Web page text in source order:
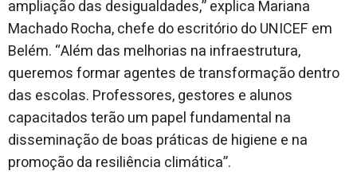
ampliação das desigualdades,” explica Mariana
Machado Rocha, chefe do escritório do UNICEF em
Belém. “Além das melhorias na infraestrutura,
queremos formar agentes de transformação dentro
das escolas. Professores, gestores e alunos
capacitados terão um papel fundamental na
disseminação de boas práticas de higiene e na
promoção da resiliência climática”.